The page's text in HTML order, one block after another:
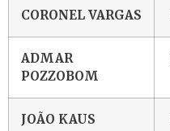
CORONEL VARGAS
ADMAR
POZZOBOM
JOÃO KAUS